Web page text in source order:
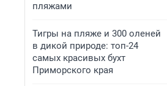
пляжами
Тигры на пляже и 300 оленей
в дикой природе: топ-24
самых красивых бухт
Приморского края